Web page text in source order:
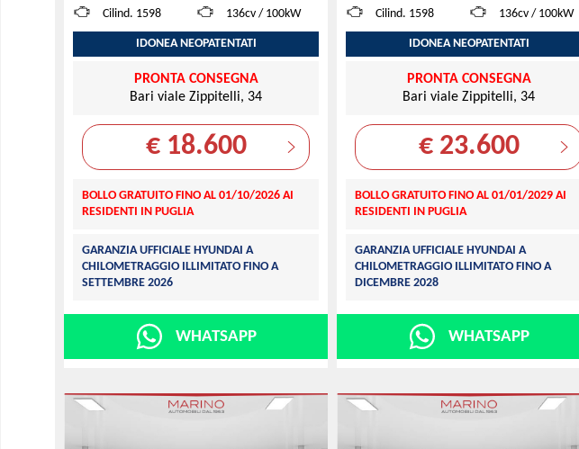
Cilind. 1598
136cv / 100kW
IDONEA NEOPATENTATI
PRONTA CONSEGNA
Bari viale Zippitelli, 34
€ 18.600
BOLLO GRATUITO FINO AL 01/10/2026 AI
RESIDENTI IN PUGLIA
GARANZIA UFFICIALE HYUNDAI A
CHILOMETRAGGIO ILLIMITATO FINO A
SETTEMBRE 2026
WHATSAPP
Cilind. 1598
136cv / 100kW
IDONEA NEOPATENTATI
PRONTA CONSEGNA
Bari viale Zippitelli, 34
€ 23.600
BOLLO GRATUITO FINO AL 01/01/2029 AI
RESIDENTI IN PUGLIA
GARANZIA UFFICIALE HYUNDAI A
CHILOMETRAGGIO ILLIMITATO FINO A
DICEMBRE 2028
WHATSAPP